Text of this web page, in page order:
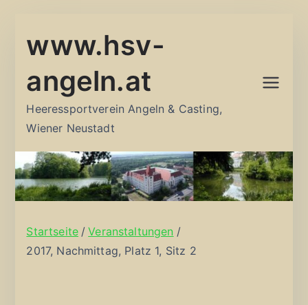
Inhalt
www.hsv-
angeln.at
Heeressportverein Angeln & Casting,
Wiener Neustadt
Startseite
Veranstaltungen
2017, Nachmittag, Platz 1, Sitz 2